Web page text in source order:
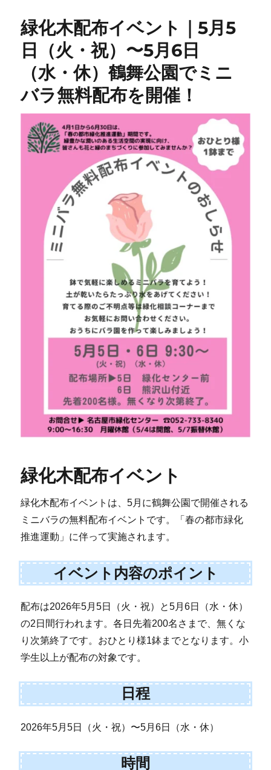
緑化木配布イベント｜5月5
日（火・祝）〜5月6日
（水・休）鶴舞公園でミニ
バラ無料配布を開催！
緑化木配布イベント
緑化木配布イベントは、5月に鶴舞公園で開催される
ミニバラの無料配布イベントです。「春の都市緑化
推進運動」に伴って実施されます。
イベント内容のポイント
配布は2026年5月5日（火・祝）と5月6日（水・休）
の2日間行われます。各日先着200名さまで、無くな
り次第終了です。おひとり様1鉢までとなります。小
学生以上が配布の対象です。
日程
2026年5月5日（火・祝）〜5月6日（水・休）
時間